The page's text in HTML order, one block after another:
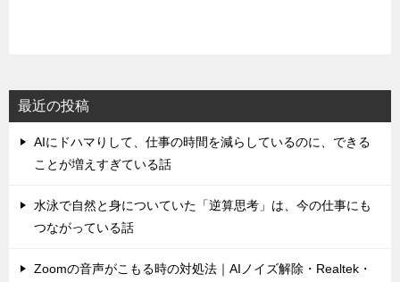
最近の投稿
AIにドハマりして、仕事の時間を減らしているのに、できる
ことが増えすぎている話
水泳で自然と身についていた「逆算思考」は、今の仕事にも
つながっている話
Zoomの音声がこもる時の対処法｜AIノイズ解除・Realtek・